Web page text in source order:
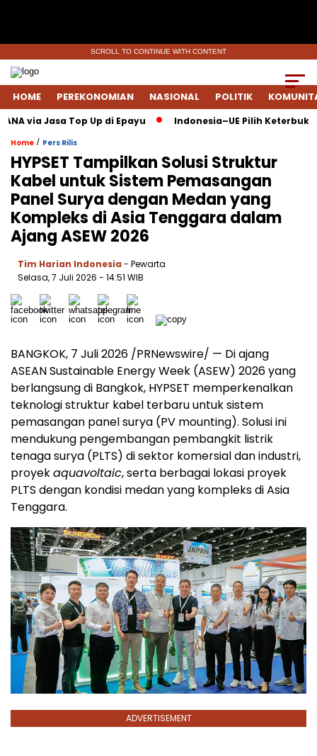
SCROLL TO CONTINUE WITH CONTENT
HOME PEREKONOMIAN NASIONAL POLITIK
via Jasa Top Up di Epayu Indonesia–UE Pilih
Home / Pers Rilis
HYPSET Tampilkan Solusi Struktur
Kabel untuk Sistem Pemasangan
Panel Surya dengan Medan yang
Kompleks di Asia Tenggara dalam
Ajang ASEW 2026
Tim Harian Indonesia - Pewarta
Selasa, 7 Juli 2026 - 14:51 WIB
BANGKOK, 7 Juli 2026 /PRNewswire/ — Di ajang
ASEAN Sustainable Energy Week (ASEW) 2026 yang
berlangsung di Bangkok, HYPSET memperkenalkan
teknologi struktur kabel terbaru untuk sistem
pemasangan panel surya (PV mounting). Solusi ini
mendukung pengembangan pembangkit listrik
tenaga surya (PLTS) di sektor komersial dan industri,
proyekaquavoltaic, serta berbagai lokasi proyek
PLTS dengan kondisi medan yang kompleks di Asia
Tenggara.
ADVERTISEMENT